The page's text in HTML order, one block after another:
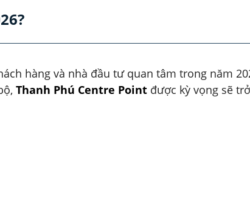
hàng và nhà đầu tư quan tâm trong năm
Thanh Phú Centre Point được kỳ vọng sẽ